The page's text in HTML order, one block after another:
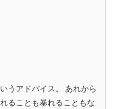
うアドバイス。 あれから
ることも暴れることもな